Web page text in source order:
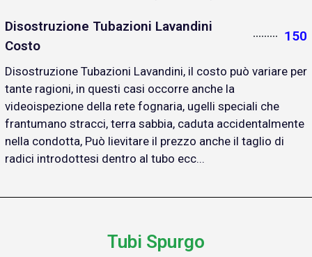
Disostruzione Tubazioni Lavandini
Costo
150
Disostruzione Tubazioni Lavandini, il costo può variare per
tante ragioni, in questi casi occorre anche la
videoispezione della rete fognaria, ugelli speciali che
frantumano stracci, terra sabbia, caduta accidentalmente
nella condotta, Può lievitare il prezzo anche il taglio di
radici introdottesi dentro al tubo ecc...
Tubi Spurgo